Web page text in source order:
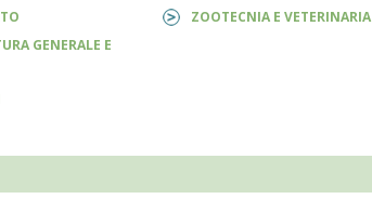
GENERALE E
ZOOTECNIA E VETERINARIA